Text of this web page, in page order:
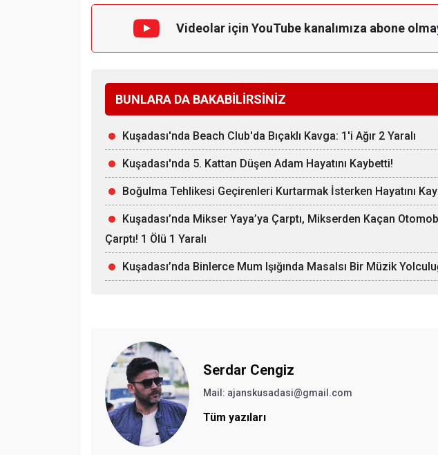
Videolar için YouTube kanalımıza abone
BUNLARA DA BAKABİLİRSİNİZ
Kuşadası'nda Beach Club'da Bıçaklı Kavga: 1'i Ağır 2 Yaralı
Kuşadası'nda 5. Kattan Düşen Adam Hayatını Kaybetti!
Boğulma Tehlikesi Geçirenleri Kurtarmak İsterken Hayatını
Kuşadası’nda Mikser Yaya’ya Çarptı, Mikserden Kaçan
Çarptı! 1 Ölü 1 Yaralı
Kuşadası’nda Binlerce Mum Işığında Masalsı Bir Müzik
Serdar Cengiz
Mail: ajanskusadasi@gmail.com
Tüm yazıları